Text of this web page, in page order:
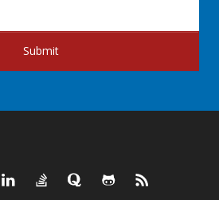
Submit